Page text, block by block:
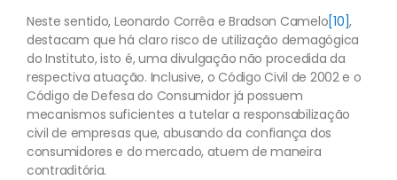
Neste sentido, Leonardo Corrêa e Bradson Camelo[10],
destacam que há claro risco de utilização demagógica
do Instituto, isto é, uma divulgação não procedida da
respectiva atuação. Inclusive, o Código Civil de 2002 e o
Código de Defesa do Consumidor já possuem
mecanismos suficientes a tutelar a responsabilização
civil de empresas que, abusando da confiança dos
consumidores e do mercado, atuem de maneira
contraditória.